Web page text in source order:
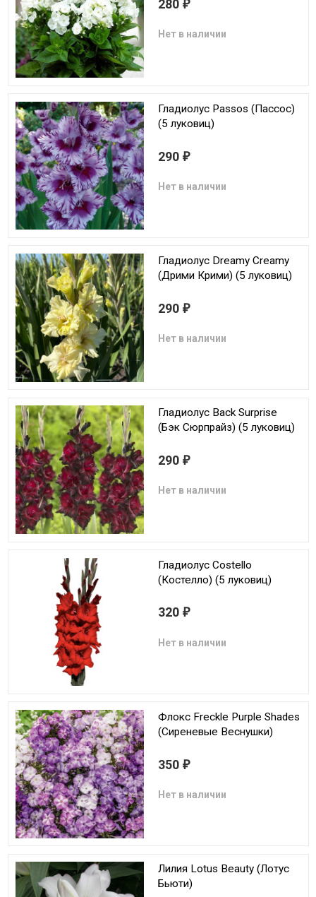
280 ₽
Нет в наличии
Гладиолус Passos (Пассос)
(5 луковиц)
290 ₽
Нет в наличии
Гладиолус Dreamy Creamy
(Дрими Крими) (5 луковиц)
290 ₽
Нет в наличии
Гладиолус Back Surprise
(Бэк Сюрпрайз) (5 луковиц)
290 ₽
Нет в наличии
Гладиолус Costello
(Костелло) (5 луковиц)
320 ₽
Нет в наличии
Флокс Freckle Purple Shades
(Сиреневые Веснушки)
350 ₽
Нет в наличии
Лилия Lotus Beauty (Лотус
Бьюти)